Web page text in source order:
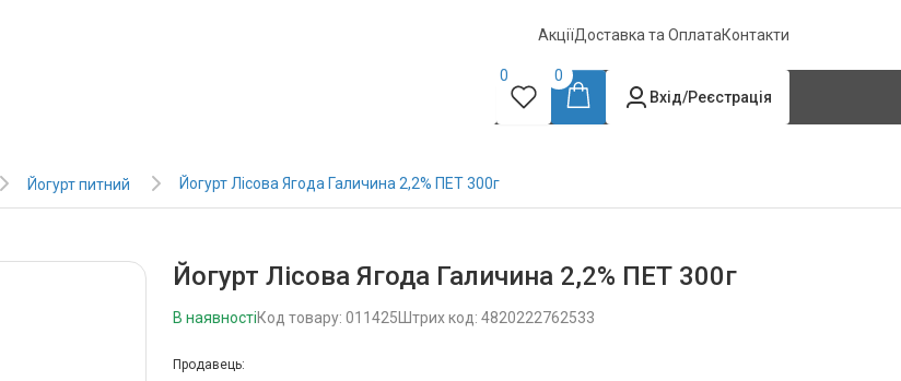
АкціїДоставка та ОплатаКонтакти
0
0
Вхід/Реєстрація
Йогурт питний Йогурт Лісова Ягода Галичина 2,2% ПЕТ 300г
Йогурт Лісова Ягода Галичина 2,2% ПЕТ 300г
В наявностіКод товару: 011425 Штрих код: 4820222762533
Продавець: